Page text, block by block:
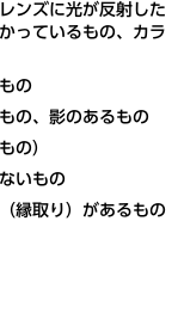
ンズに光が反射した
っているもの、カラ
の
の、影のあるもの
の）
いもの
縁取り）があるもの